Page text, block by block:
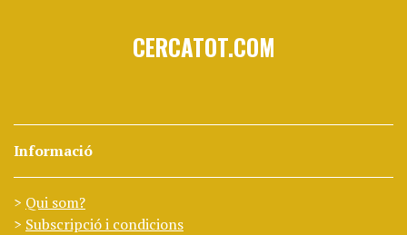
CERCATOT.COM
Informació
Qui som?
Subscripció i condicions